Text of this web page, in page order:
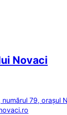
Novaci
numărul 79, orașul